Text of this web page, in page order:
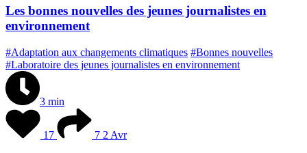
Les bonnes nouvelles des jeunes journalistes en
environnement
#Adaptation aux changements climatiques #Bonnes nouvelles
#Laboratoire des jeunes journalistes en environnement
3 min
17 7 2 Avr